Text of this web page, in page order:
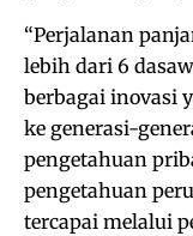
“Perjalanan
lebih dari 6
berbagai inovasi
ke generasi-
pengetahuan
pengetahuan
tercapai melalui